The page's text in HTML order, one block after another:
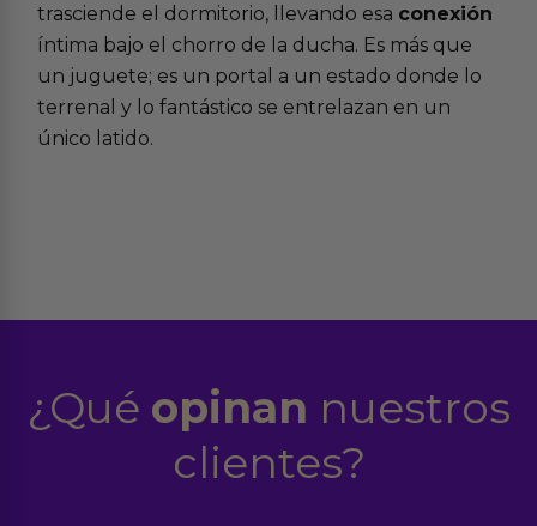
trasciende el dormitorio, llevando esa conexión
íntima bajo el chorro de la ducha. Es más que
un juguete; es un portal a un estado donde lo
terrenal y lo fantástico se entrelazan en un
único latido.
¿Qué opinan nuestros
clientes?